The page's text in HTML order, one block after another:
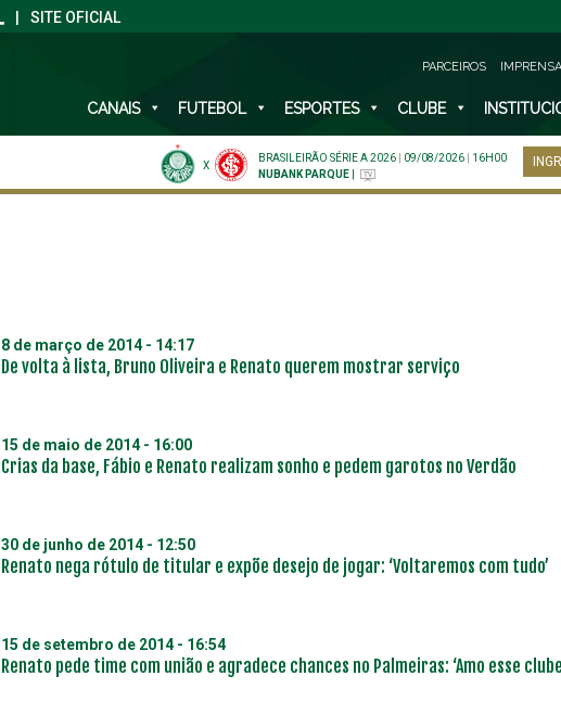
SITE OFICIAL
PARCEIROS IMPRENSA
CANAIS FUTEBOL ESPORTES CLUBE
X
BRASILEIRÃO SÉRIE A 2026 09/08/2026
16H00
NUBANK PARQUE
8 de março de 2014 - 14:17
De volta à lista, Bruno Oliveira e Renato querem mostrar serviço
15 de maio de 2014 - 16:00
Crias da base, Fábio e Renato realizam sonho e pedem garotos no Verdão
30 de junho de 2014 - 12:50
Renato nega rótulo de titular e expõe desejo de jogar: ‘Voltaremos com tudo’
15 de setembro de 2014 - 16:54
Renato pede time com união e agradece chances no Palmeiras: ‘Amo esse